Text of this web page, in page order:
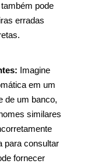
pode
erradas
Imagine
em um
de um banco,
similares
para consultar
fornecer